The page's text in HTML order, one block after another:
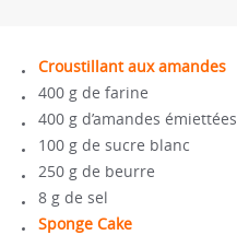
Croustillant aux amandes
400 g de farine
400 g d’amandes émiettées
100 g de sucre blanc
250 g de beurre
8 g de sel
Sponge Cake